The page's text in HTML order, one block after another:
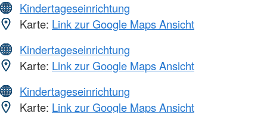
Kindertageseinrichtung
Karte: Link zur Google Maps Ansicht
Kindertageseinrichtung
Karte: Link zur Google Maps Ansicht
Kindertageseinrichtung
Karte: Link zur Google Maps Ansicht